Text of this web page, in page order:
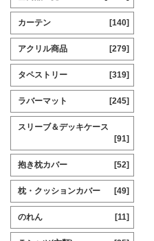
カーテン [140]
アクリル商品 [279]
タペストリー [319]
ラバーマット [245]
スリーブ＆デッキケース
[91]
抱き枕カバー [52]
枕・クッションカバー [49]
のれん [11]